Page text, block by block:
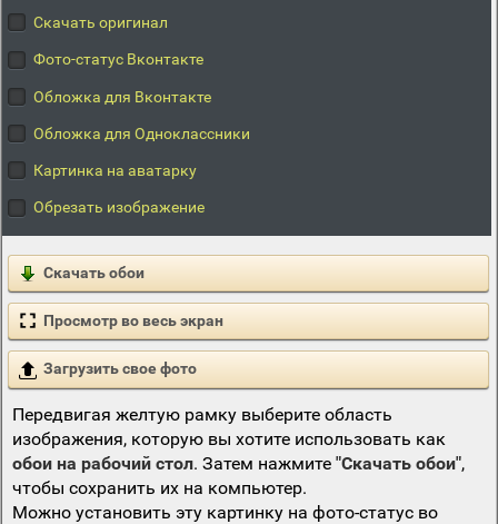
Скачать оригинал
Фото-статус Вконтакте
Обложка для Вконтакте
Обложка для Одноклассники
Картинка на аватарку
Обрезать изображение
Скачать обои
Просмотр во весь экран
Загрузить свое фото
Передвигая желтую рамку выберите область
изображения, которую вы хотите использовать как
обои на рабочий стол. Затем нажмите "Скачать обои",
чтобы сохранить их на компьютер.
Можно установить эту картинку на фото-статус во